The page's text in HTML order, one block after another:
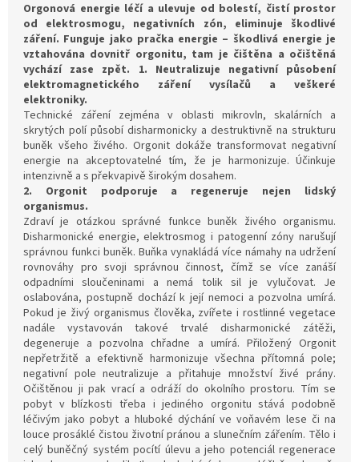
Orgonová energie léčí a ulevuje od bolestí, čistí prostor
od elektrosmogu, negativních zón, eliminuje škodlivé
záření. Funguje jako pračka energie – škodlivá energie je
vztahována dovnitř orgonitu, tam je čištěna a očištěná
vychází zase zpět. 1. Neutralizuje negativní působení
elektromagnetického záření vysílačů a veškeré
elektroniky.
Technické záření zejména v oblasti mikrovln, skalárních a
skrytých polí působí disharmonicky a destruktivně na strukturu
buněk všeho živého. Orgonit dokáže transformovat negativní
energie na akceptovatelné tím, že je harmonizuje. Účinkuje
intenzivně a s překvapivě širokým dosahem.
2. Orgonit podporuje a regeneruje nejen lidský
organismus.
Zdraví je otázkou správné funkce buněk živého organismu.
Disharmonické energie, elektrosmog i patogenní zóny narušují
správnou funkci buněk. Buňka vynakládá více námahy na udržení
rovnováhy pro svoji správnou činnost, čímž se více zanáší
odpadními sloučeninami a nemá tolik sil je vylučovat. Je
oslabována, postupně dochází k její nemoci a pozvolna umírá.
Pokud je živý organismus člověka, zvířete i rostlinné vegetace
nadále vystavován takové trvalé disharmonické zátěži,
degeneruje a pozvolna chřadne a umírá. Přiložený Orgonit
nepřetržitě a efektivně harmonizuje všechna přítomná pole;
negativní pole neutralizuje a přitahuje množství živé prány.
Očištěnou ji pak vrací a odráží do okolního prostoru. Tím se
pobyt v blízkosti třeba i jediného orgonitu stává podobně
léčivým jako pobyt a hluboké dýchání ve voňavém lese či na
louce prosáklé čistou životní pránou a slunečním zářením. Tělo i
celý buněčný systém pocítí úlevu a jeho potenciál regenerace